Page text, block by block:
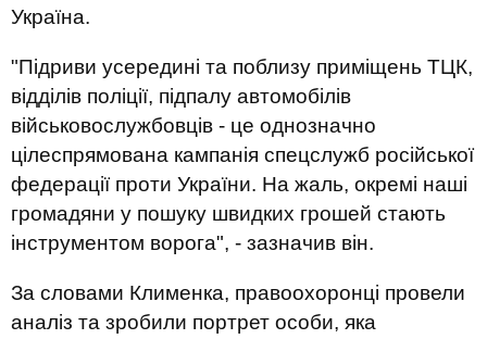
Україна.
"Підриви усередині та поблизу приміщень ТЦК,
відділів поліції, підпалу автомобілів
військовослужбовців - це однозначно
цілеспрямована кампанія спецслужб російської
федерації проти України. На жаль, окремі наші
громадяни у пошуку швидких грошей стають
інструментом ворога", - зазначив він.
За словами Клименка, правоохоронці провели
аналіз та зробили портрет особи, яка